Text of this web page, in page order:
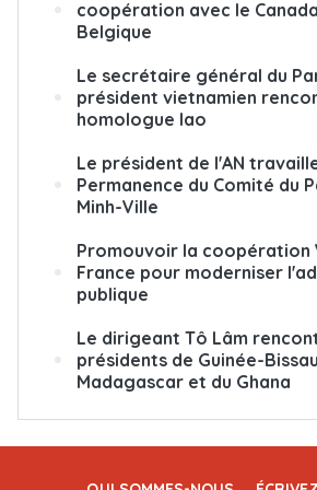
coopération avec le
Belgique
Le secrétaire général du
président vietnamien
homologue lao
Le président de l'AN
Permanence du Comité du
Minh-Ville
Promouvoir la coopération
France pour moderniser
publique
Le dirigeant Tô Lâm
présidents de Guinée-
Madagascar et du Ghana